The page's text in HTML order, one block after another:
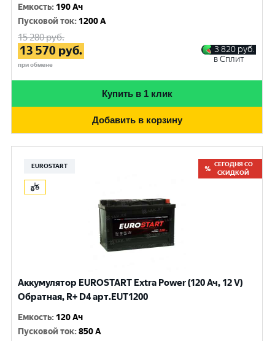
Емкость: 190 Ач
Пусковой ток: 1200 A
15 280руб.
13 570 руб.
при обмене
3 820 руб.
в Сплит
Купить в 1 клик
Добавить в корзину
EUROSTART
СЕГОДНЯ СО
СКИДКОЙ
Аккумулятор EUROSTART Extra Power (120 Ач, 12 V)
Обратная, R+ D4 арт.EUT1200
Емкость: 120 Ач
Пусковой ток:850 A